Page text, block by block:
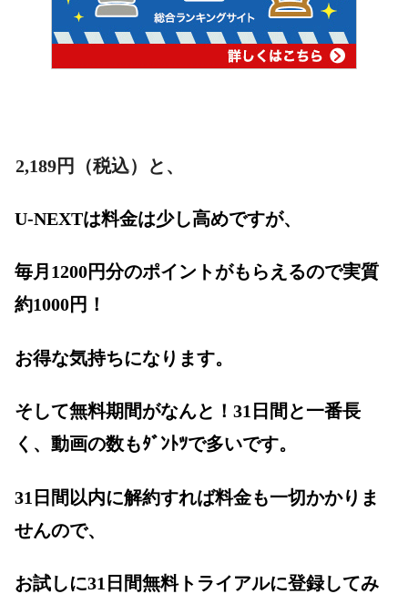
2,189円（税込）と、
U-NEXTは料金は少し高めですが、
毎月1200円分のポイントがもらえるので実質
約1000円！
お得な気持ちになります。
そして無料期間がなんと！31日間と一番長
く、動画の数もﾀﾞﾝﾄﾂで多いです。
31日間以内に解約すれば料金も一切かかりま
せんので、
お試しに31日間無料トライアルに登録してみ